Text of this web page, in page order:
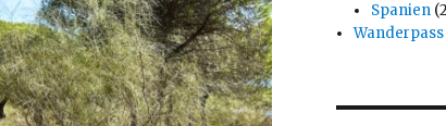
Spanien